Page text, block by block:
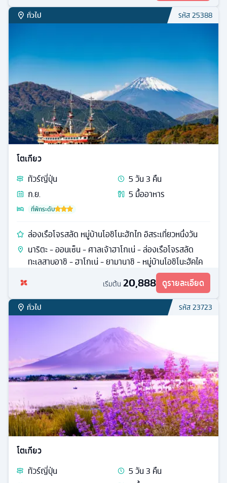
ทั่วไป รหัส25388
โตเกียว
ทัวร์ญี่ปุ่น 5วัน3 คืน
ก.ย.
5 มื้ออาหาร
ที่พักระดับ
ล่องเรือโจรสลัด หมู่บ้านโอชิโนะฮักไก อิสระเที่ยวหนึ่งวัน
นาริตะ - ออนเซ็น - ศาลเจ้าฮาโกเน่ - ล่องเรือโจรสลัด
ทะเลสาบอาชิ - ฮาโกเน่ - ยามานาชิ - หมู่บ้านโอชิโนะฮัคไค
เริ่มต้น 20,888 ดูรายละเอียด
ทั่วไป รหัส23723
โตเกียว
ทัวร์ญี่ปุ่น 5วัน3 คืน